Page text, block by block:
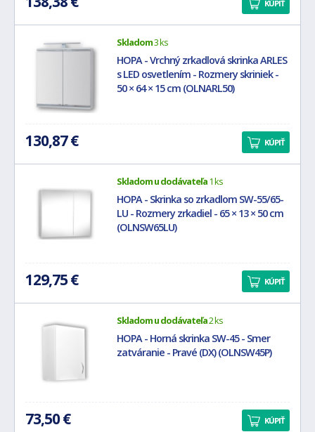
KÚPIŤ
Skladom3 ks
HOPA - Vrchný zrkadlová skrinka ARLES
s LED osvetlením - Rozmery skriniek -
50 × 64 × 15 cm (OLNARL50)
130,87 € KÚPIŤ
Skladom u dodávateľa1 ks
HOPA - Skrinka so zrkadlom SW-55/65-
LU - Rozmery zrkadiel - 65 × 13 × 50 cm
(OLNSW65LU)
129,75 € KÚPIŤ
Skladom u dodávateľa2 ks
HOPA - Horná skrinka SW-45 - Smer
zatváranie - Pravé (DX) (OLNSW45P)
73,50 € KÚPIŤ